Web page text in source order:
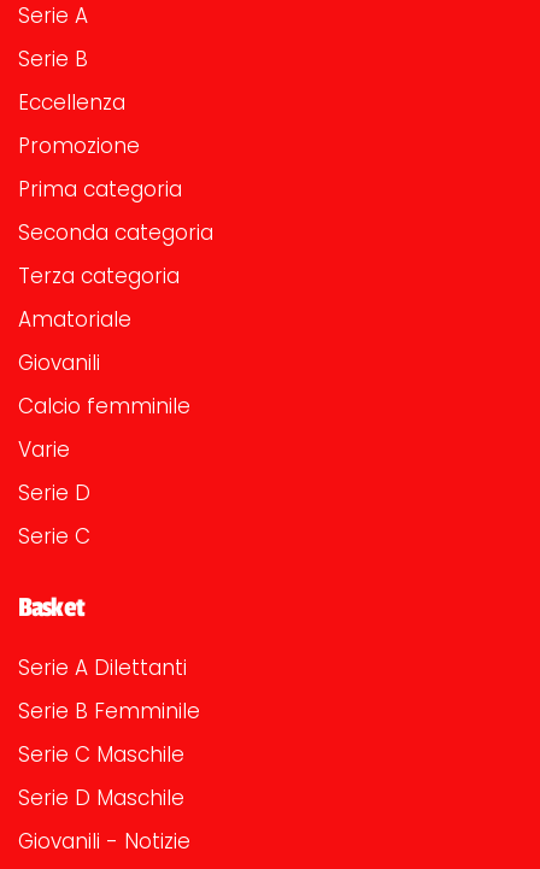
Serie A
Serie B
Eccellenza
Promozione
Prima categoria
Seconda categoria
Terza categoria
Amatoriale
Giovanili
Calcio femminile
Varie
Serie D
Serie C
Basket
Serie A Dilettanti
Serie B Femminile
Serie C Maschile
Serie D Maschile
Giovanili - Notizie